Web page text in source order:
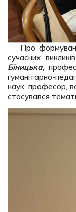
Про
сучасних
Біницька,
гуманітарно-
наук, професор,
стосувався